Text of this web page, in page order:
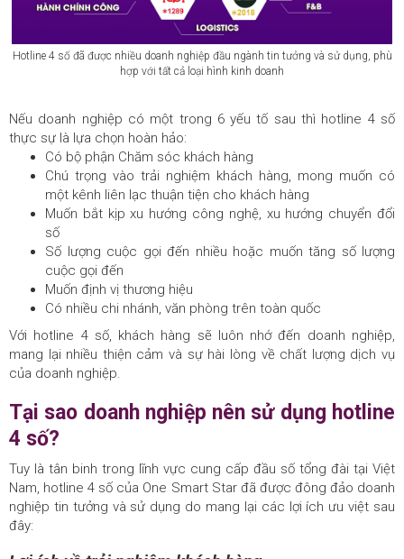
Hotline 4 số đã được nhiều doanh nghiệp đầu ngành tin tưởng và sử dụng, phù
hợp với tất cả loại hình kinh doanh
Nếu doanh nghiệp có một trong 6 yếu tố sau thì hotline 4 số
thực sự là lựa chọn hoàn hảo:
Có bộ phận Chăm sóc khách hàng
Chú trọng vào trải nghiệm khách hàng, mong muốn có
một kênh liên lạc thuận tiện cho khách hàng
Muốn bắt kịp xu hướng công nghệ, xu hướng chuyển đổi
số
Số lượng cuộc gọi đến nhiều hoặc muốn tăng số lượng
cuộc gọi đến
Muốn định vị thương hiệu
Có nhiều chi nhánh, văn phòng trên toàn quốc
Với hotline 4 số, khách hàng sẽ luôn nhớ đến doanh nghiệp,
mang lại nhiều thiện cảm và sự hài lòng về chất lượng dịch vụ
của doanh nghiệp.
Tại sao doanh nghiệp nên sử dụng hotline
4 số?
Tuy là tân binh trong lĩnh vực cung cấp đầu số tổng đài tại Việt
Nam, hotline 4 số của One Smart Star đã được đông đảo doanh
nghiệp tin tưởng và sử dụng do mang lại các lợi ích ưu việt sau
đây: